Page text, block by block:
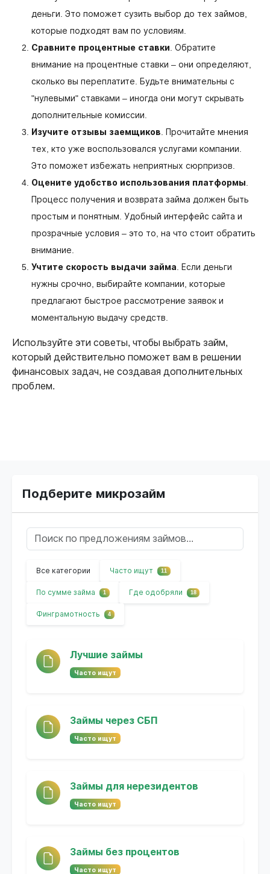
деньги. Это поможет сузить выбор до тех займов,
которые подходят вам по условиям.
Сравните процентные ставки . Обратите
внимание на процентные ставки – они определяют,
сколько вы переплатите. Будьте внимательны с
"нулевыми" ставками – иногда они могут скрывать
дополнительные комиссии.
Изучите отзывы заемщиков . Прочитайте мнения
тех, кто уже воспользовался услугами компании.
Это поможет избежать неприятных сюрпризов.
Оцените удобство использования платформы
Процесс получения и возврата займа должен быть
простым и понятным. Удобный интерфейс сайта и
прозрачные условия – это то, на что стоит обратить
внимание.
Учтите скорость выдачи займа . Если деньги
нужны срочно, выбирайте компании, которые
предлагают быстрое рассмотрение заявок и
моментальную выдачу средств.
Используйте эти советы, чтобы выбрать займ,
который действительно поможет вам в решении
финансовых задач, не создавая дополнительных
проблем.
Подберите микрозайм
Все категории Часто ищут 11
По сумме займа 1 Где одобряли 18
Финграмотность 4
Лучшие займы
Часто ищут
Займы через СБП
Часто ищут
Займы для нерезидентов
Часто ищут
Займы без процентов
Часто ищут